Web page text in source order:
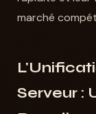
marché
Serveur :